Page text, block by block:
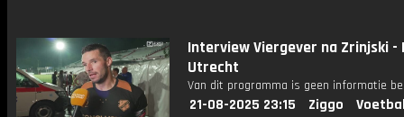
Interview Viergever na Zrinjski -
Utrecht
Van dit programma is geen informatie
21-08-2025 23:15 Ziggo